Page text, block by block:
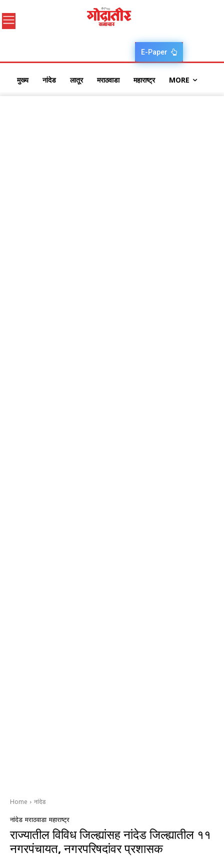
E-Paper
मुख्य नांदेड लातूर मराठवाडा महाराष्ट्र MORE
Home नांदेड
नांदेड मराठवाडा महाराष्ट्र
राज्यातील विविध जिल्ह्यांसह नांदेड जिल्ह्यातील ११
नगरपंचायत, नगरपरिषदांवर प्रशासक